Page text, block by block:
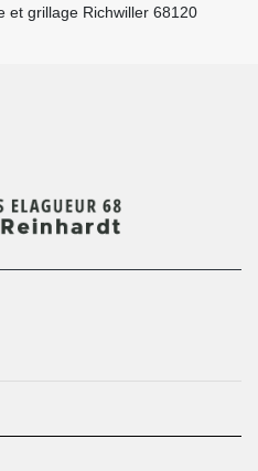
et grillage Richwiller 68120